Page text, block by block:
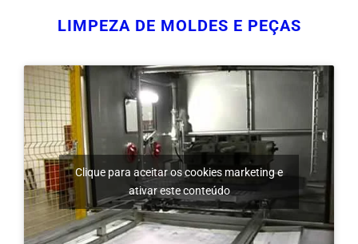
Clique para aceitar os cookies marketing e
ativar este conteúdo